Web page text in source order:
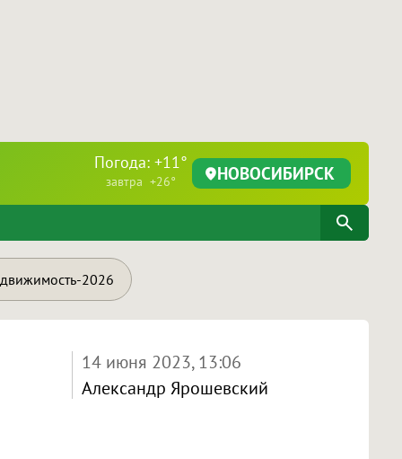
Погода: +11°
завтра +26° НОВОСИБИРСК
2026
14 июня 2023, 13:06
Александр Ярошевский